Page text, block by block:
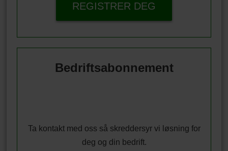
REGISTRER DEG
Bedriftsabonnement
Ta kontakt med oss så skreddersyr vi løsning for
deg og din bedrift.